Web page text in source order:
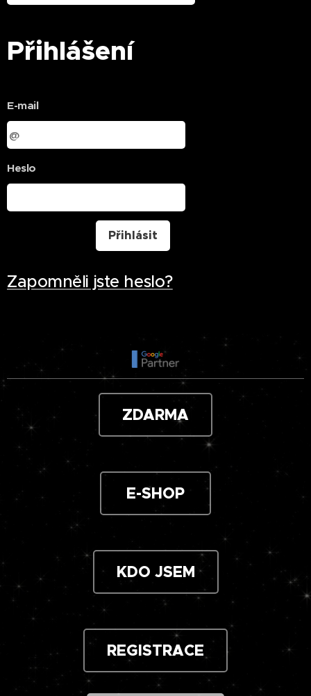
Přihlášení
E-mail
Heslo
Přihlásit
Zapomněli jste heslo?
ZDARMA
E-SHOP
KDO JSEM
REGISTRACE